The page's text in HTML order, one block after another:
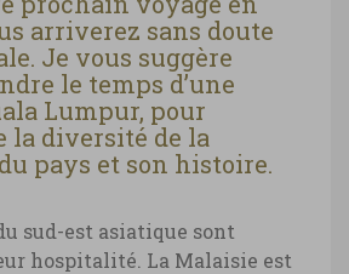
arriverez sans doute
Je vous suggère
le temps d’une
Lumpur, pour
la diversité de la
pays et son histoire.
sud-est asiatique sont
hospitalité. La Malaisie est